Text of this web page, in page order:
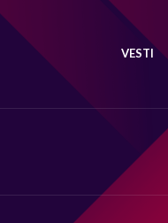
VESTI